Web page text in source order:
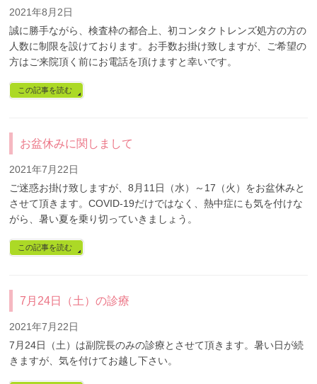
2021年8月2日
誠に勝手ながら、検査枠の都合上、初コンタクトレンズ処方の方の
人数に制限を設けております。お手数お掛け致しますが、ご希望の
方はご来院頂く前にお電話を頂けますと幸いです。
この記事を読む
お盆休みに関しまして
2021年7月22日
ご迷惑お掛け致しますが、8月11日（水）～17（火）をお盆休みと
させて頂きます。COVID-19だけではなく、熱中症にも気を付けな
がら、暑い夏を乗り切っていきましょう。
この記事を読む
7月24日（土）の診療
2021年7月22日
7月24日（土）は副院長のみの診療とさせて頂きます。暑い日が続
きますが、気を付けてお越し下さい。